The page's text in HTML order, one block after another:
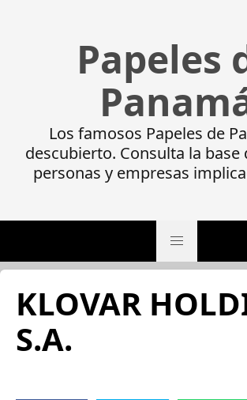
Papeles
Los famosos Papeles de
descubierto. Consulta la base
personas y empresas
KLOVAR
S.A.